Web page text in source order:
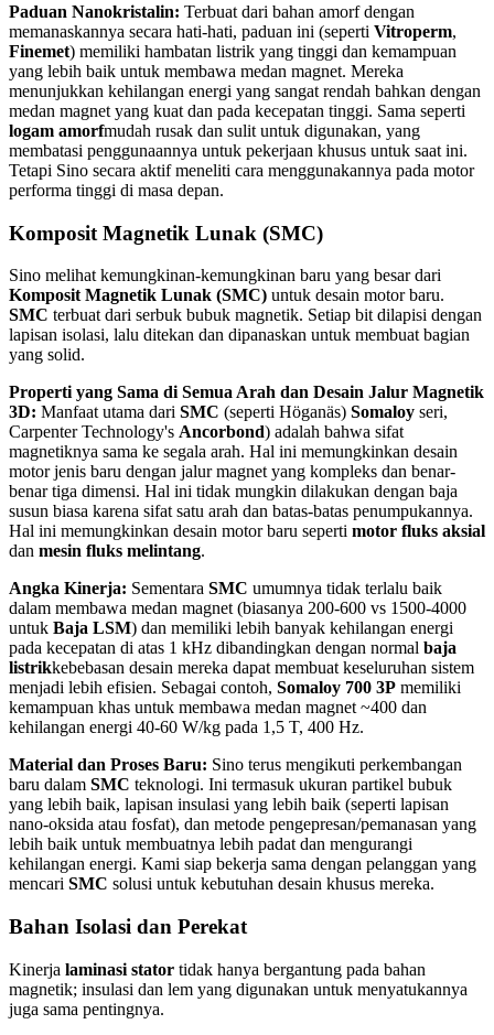
Paduan Nanokristalin: Terbuat dari bahan amorf dengan
memanaskannya secara hati-hati, paduan ini (seperti Vitroperm,
Finemet) memiliki hambatan listrik yang tinggi dan kemampuan
yang lebih baik untuk membawa medan magnet. Mereka
menunjukkan kehilangan energi yang sangat rendah bahkan dengan
medan magnet yang kuat dan pada kecepatan tinggi. Sama seperti
logam amorfmudah rusak dan sulit untuk digunakan, yang
membatasi penggunaannya untuk pekerjaan khusus untuk saat ini.
Tetapi Sino secara aktif meneliti cara menggunakannya pada motor
performa tinggi di masa depan.
Komposit Magnetik Lunak (SMC)
Sino melihat kemungkinan-kemungkinan baru yang besar dari
Komposit Magnetik Lunak (SMC) untuk desain motor baru.
SMC terbuat dari serbuk bubuk magnetik. Setiap bit dilapisi dengan
lapisan isolasi, lalu ditekan dan dipanaskan untuk membuat bagian
yang solid.
Properti yang Sama di Semua Arah dan Desain Jalur Magnetik
3D: Manfaat utama dari SMC (seperti Höganäs) Somaloy seri,
Carpenter Technology's Ancorbond) adalah bahwa sifat
magnetiknya sama ke segala arah. Hal ini memungkinkan desain
motor jenis baru dengan jalur magnet yang kompleks dan benar-
benar tiga dimensi. Hal ini tidak mungkin dilakukan dengan baja
susun biasa karena sifat satu arah dan batas-batas penumpukannya.
Hal ini memungkinkan desain motor baru seperti motor fluks aksial
dan mesin fluks melintang.
Angka Kinerja: Sementara SMC umumnya tidak terlalu baik
dalam membawa medan magnet (biasanya 200-600 vs 1500-4000
untuk Baja LSM) dan memiliki lebih banyak kehilangan energi
pada kecepatan di atas 1 kHz dibandingkan dengan normal baja
listrikkebebasan desain mereka dapat membuat keseluruhan sistem
menjadi lebih efisien. Sebagai contoh, Somaloy 700 3P memiliki
kemampuan khas untuk membawa medan magnet ~400 dan
kehilangan energi 40-60 W/kg pada 1,5 T, 400 Hz.
Material dan Proses Baru: Sino terus mengikuti perkembangan
baru dalam SMC teknologi. Ini termasuk ukuran partikel bubuk
yang lebih baik, lapisan insulasi yang lebih baik (seperti lapisan
nano-oksida atau fosfat), dan metode pengepresan/pemanasan yang
lebih baik untuk membuatnya lebih padat dan mengurangi
kehilangan energi. Kami siap bekerja sama dengan pelanggan yang
mencari SMC solusi untuk kebutuhan desain khusus mereka.
Bahan Isolasi dan Perekat
Kinerja laminasi stator tidak hanya bergantung pada bahan
magnetik; insulasi dan lem yang digunakan untuk menyatukannya
juga sama pentingnya.